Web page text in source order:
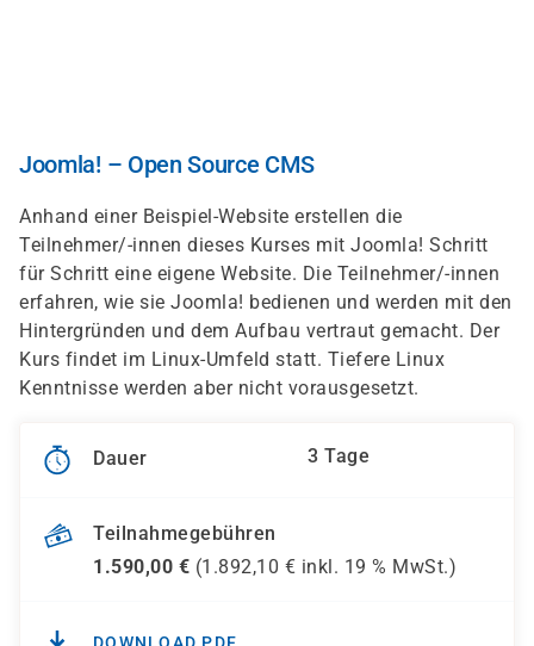
Joomla! – Open Source CMS
Anhand einer Beispiel-Website erstellen die
Teilnehmer/-innen dieses Kurses mit Joomla! Schritt
für Schritt eine eigene Website. Die Teilnehmer/-innen
erfahren, wie sie Joomla! bedienen und werden mit den
Hintergründen und dem Aufbau vertraut gemacht. Der
Kurs findet im Linux-Umfeld statt. Tiefere Linux
Kenntnisse werden aber nicht vorausgesetzt.
Dauer 3 Tage
Teilnahmegebühren
1.590,00 € (1.892,10 € inkl. 19 % MwSt.)